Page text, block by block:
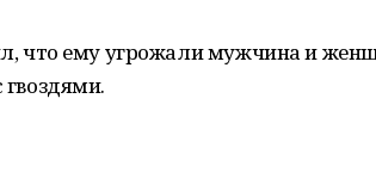
что ему угрожали мужчина и